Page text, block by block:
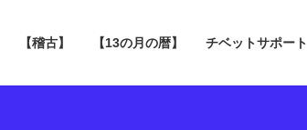
【稽古】 【13の月の暦】 チベットサポート